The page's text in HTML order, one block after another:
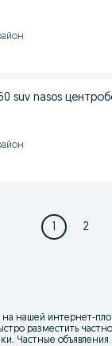
suv nasos
1 2
на нашей интернет-
разместить
Частные